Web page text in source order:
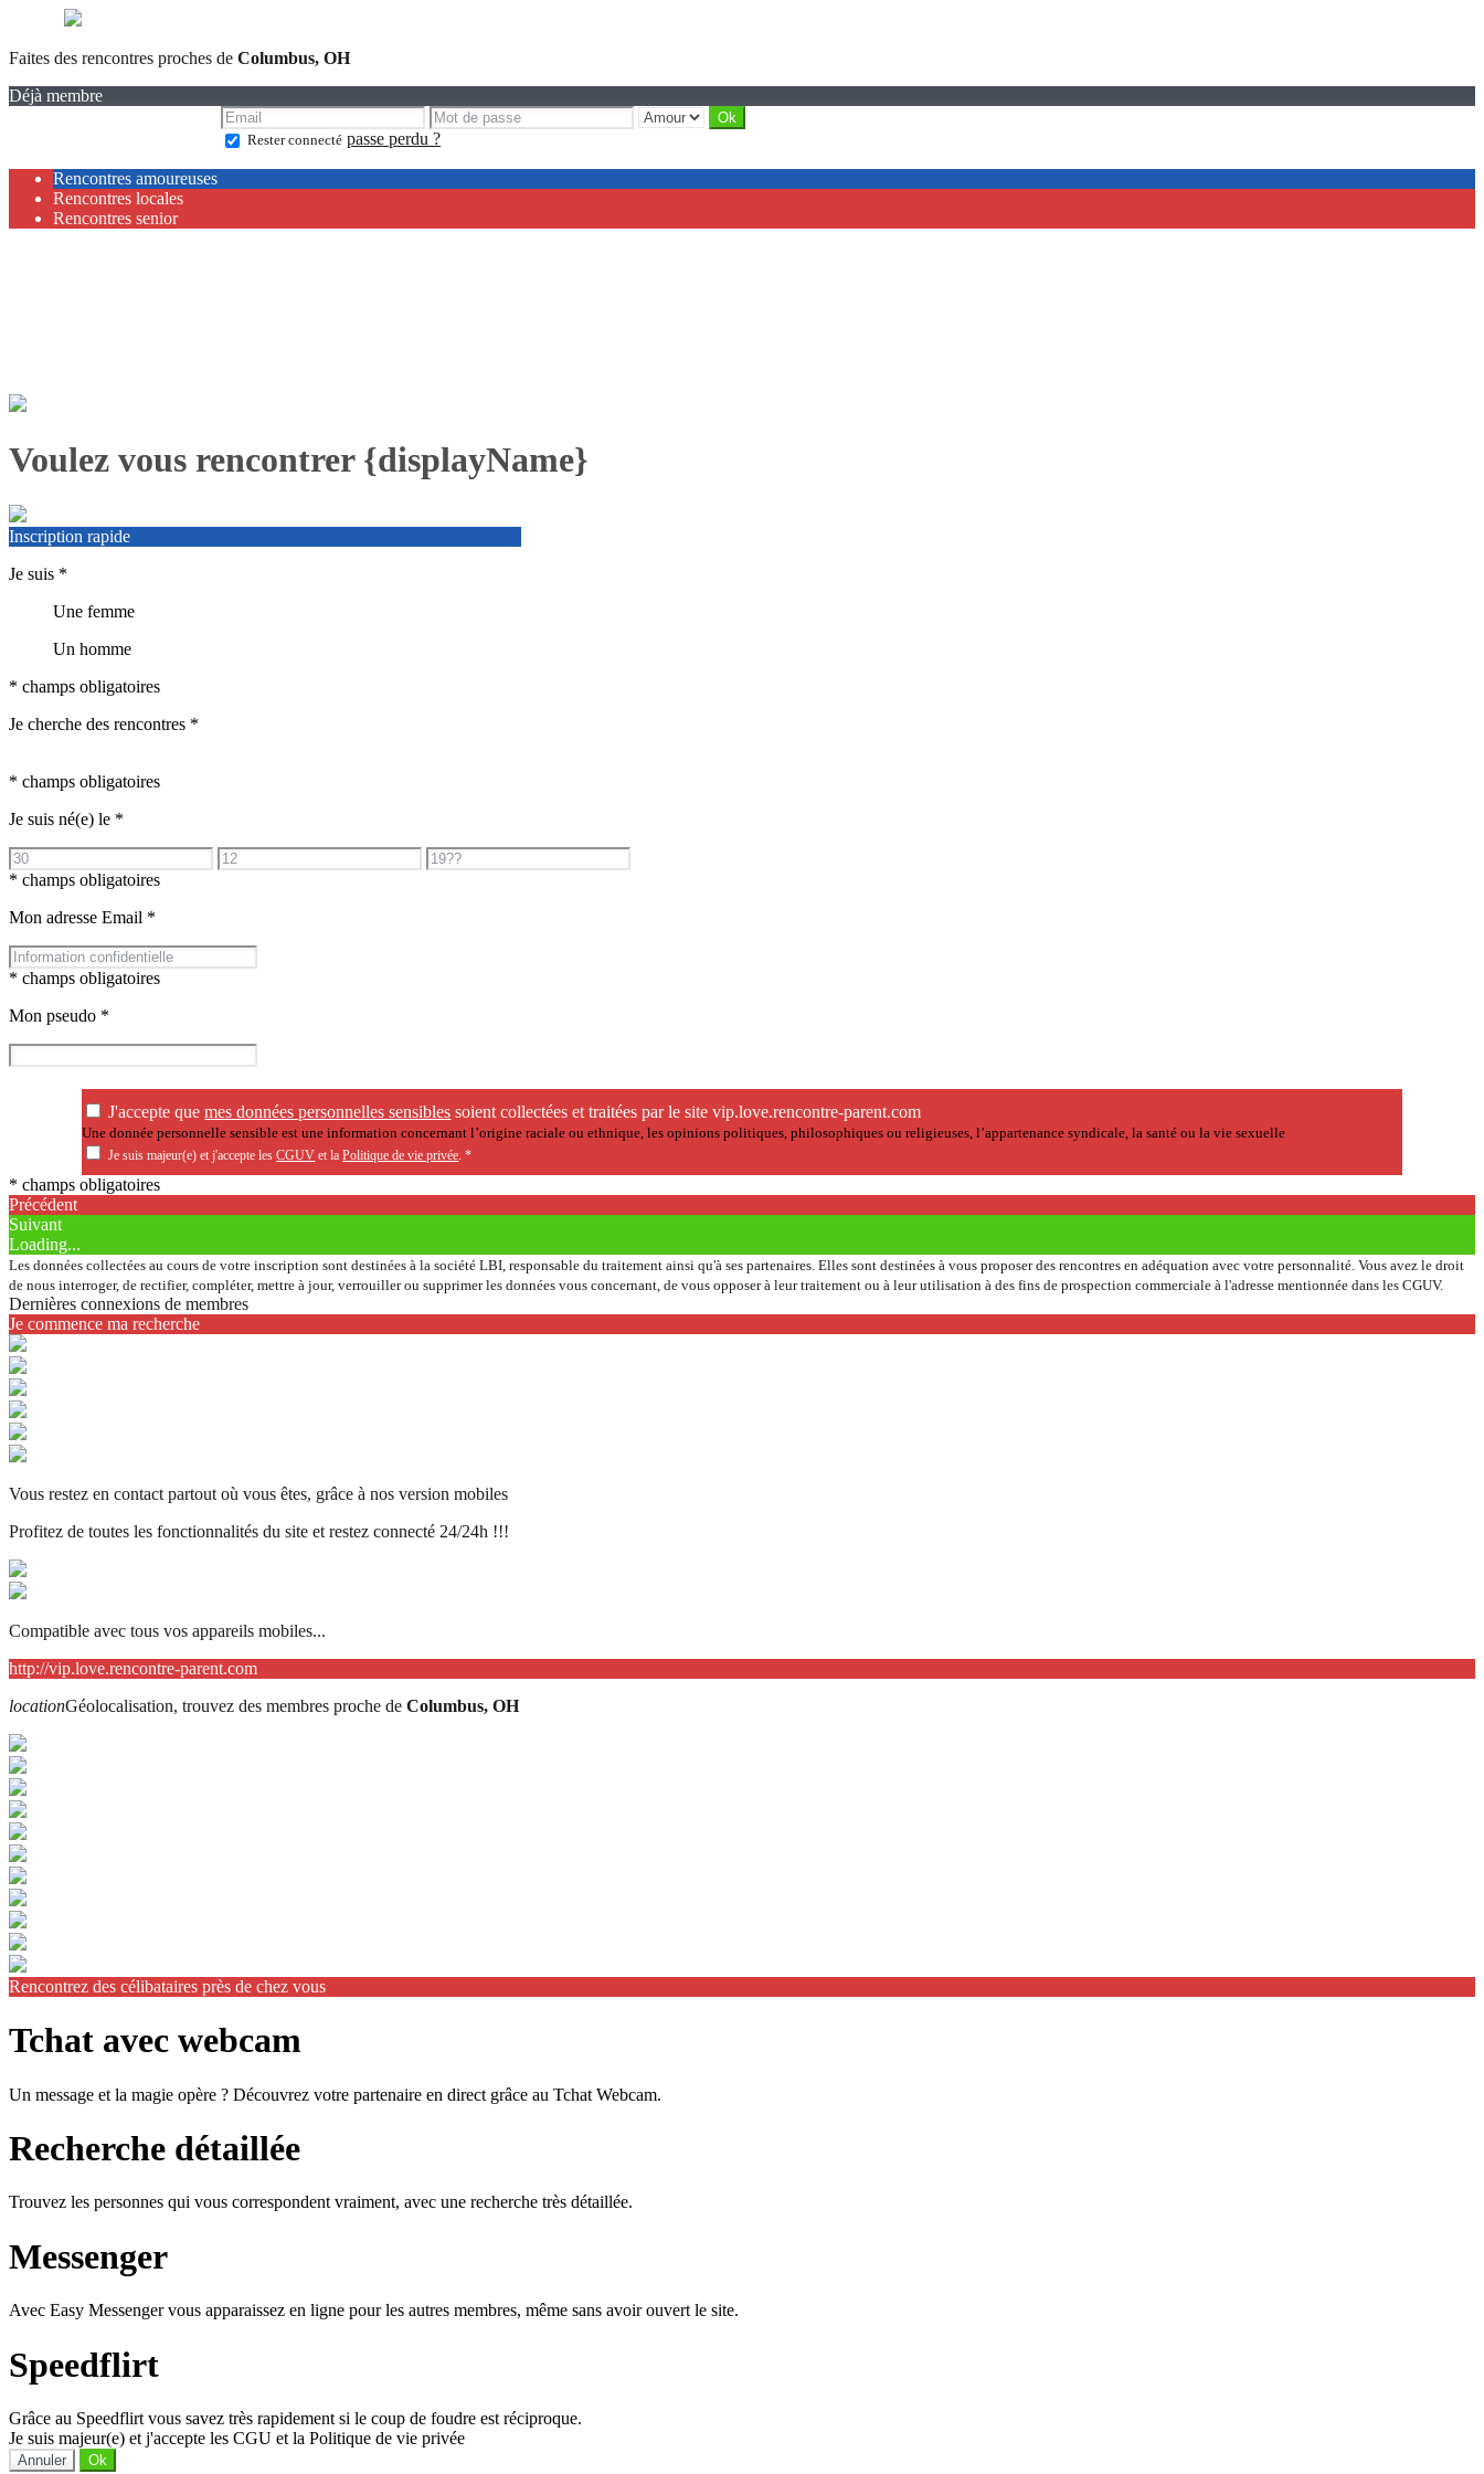
Faites des rencontres proches de Columbus, OH
Déjà membre
Rester connecté passe perdu ?
Rencontres amoureuses
Rencontres locales
Rencontres senior
Voulez vous rencontrer {displayName}
Inscription rapide
Je suis *
Une femme
Un homme
* champs obligatoires
Je cherche des rencontres *
* champs obligatoires
Je suis né(e) le *
* champs obligatoires
Mon adresse Email *
* champs obligatoires
Mon pseudo *
J'accepte quemes données personnelles sensibles soient collectées et traitées par le site vip.love.rencontre-parent.com
Une donnée personnelle sensible est une information concernant l’origine raciale ou ethnique, les opinions politiques, philosophiques ou religieuses, l’appartenance syndicale, la santé ou la vie sexuelle
Je suis majeur(e) et j'accepte lesCGUV et laPolitique de vie privée .*
* champs obligatoires
Précédent
Suivant
Loading...
Les données collectées au cours de votre inscription sont destinées à la société LBI, responsable du traitement ainsi qu'à ses partenaires. Elles sont destinées à vous proposer des rencontres en adéquation avec votre personnalité. Vous avez le droit
de nous interroger, de rectifier, compléter, mettre à jour, verrouiller ou supprimer les données vous concernant, de vous opposer à leur traitement ou à leur utilisation à des fins de prospection commerciale à l'adresse mentionnée dans les CGUV.
Dernières connexions de membres
Je commence ma recherche
Vous restez en contact partout où vous êtes, grâce à nos version mobiles
Profitez de toutes les fonctionnalités du site et restez connecté 24/24h !!!
Compatible avec tous vos appareils mobiles...
http://vip.love.rencontre-parent.com
locationGéolocalisation, trouvez des membres proche de Columbus, OH
Rencontrez des célibataires près de chez vous
Tchat avec webcam
Un message et la magie opère ? Découvrez votre partenaire en direct grâce au Tchat Webcam.
Recherche détaillée
Trouvez les personnes qui vous correspondent vraiment, avec une recherche très détaillée.
Messenger
Avec Easy Messenger vous apparaissez en ligne pour les autres membres, même sans avoir ouvert le site.
Speedflirt
Grâce au Speedflirt vous savez très rapidement si le coup de foudre est réciproque.
Je suis majeur(e) et j'accepte les CGU et la Politique de vie privée
Annuler Ok